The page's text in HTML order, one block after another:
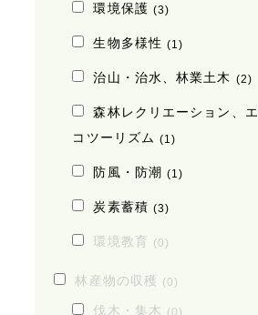
環境保護 (3)
生物多様性 (1)
治山・治水、林業土木 (2)
森林レクリエーション、エ
コツーリズム (1)
防風・防潮 (1)
炭素蓄積 (3)
環境教育 (0)
林産物の収穫 (0)
伐木・集木 (0)